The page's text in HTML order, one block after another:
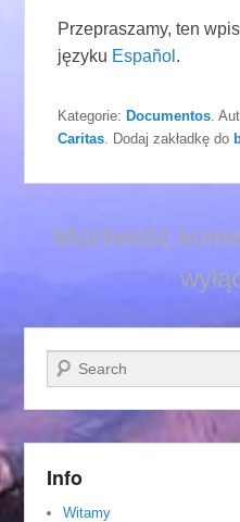
Przepraszamy, ten
języku Español .
Kategorie:Documentos .
Caritas . Dodaj zakładkę do
Możliwość
Szukaj
Info
Witamy